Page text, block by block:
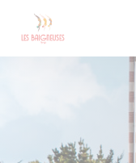
Personalizing your